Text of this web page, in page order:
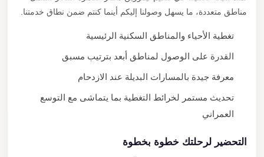
مناطق متعددة، ما يسهل وصولنا إليكم أينما كنتم ضمن نطاق خدمتنا.
تغطية الأحياء والمناطق السكنية الرئيسية
القدرة على الوصول لمناطق أبعد بترتيب مسبق
معرفة جيدة بالمسارات البديلة عند الازدحام
تحديث مستمر لخرائط التغطية بما يتماشى مع التوسع
العمراني
التحضير لرحلتك خطوة بخطوة